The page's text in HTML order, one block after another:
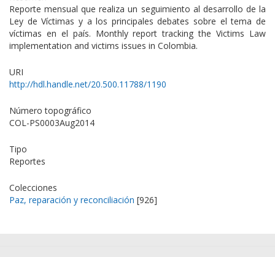
Reporte mensual que realiza un seguimiento al desarrollo de la
Ley de Víctimas y a los principales debates sobre el tema de
víctimas en el país. Monthly report tracking the Victims Law
implementation and victims issues in Colombia.
URI
http://hdl.handle.net/20.500.11788/1190
Número topográfico
COL-PS0003Aug2014
Tipo
Reportes
Colecciones
Paz, reparación y reconciliación [926]